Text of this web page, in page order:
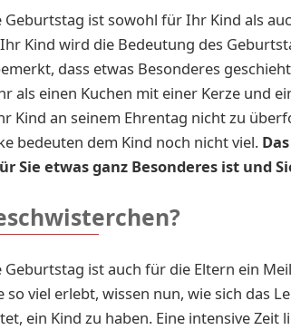
Geburtstag ist sowohl für Ihr Kind als
Kind wird die Bedeutung des
dass etwas Besonderes
als einen Kuchen mit einer Kerze und
Kind an seinem Ehrentag nicht zu
bedeuten dem Kind noch nicht viel.
Sie etwas ganz Besonderes ist und
Geburtstag ist auch für die Eltern ein
so viel erlebt, wissen nun, wie sich das
ein Kind zu haben. Eine intensive Zeit